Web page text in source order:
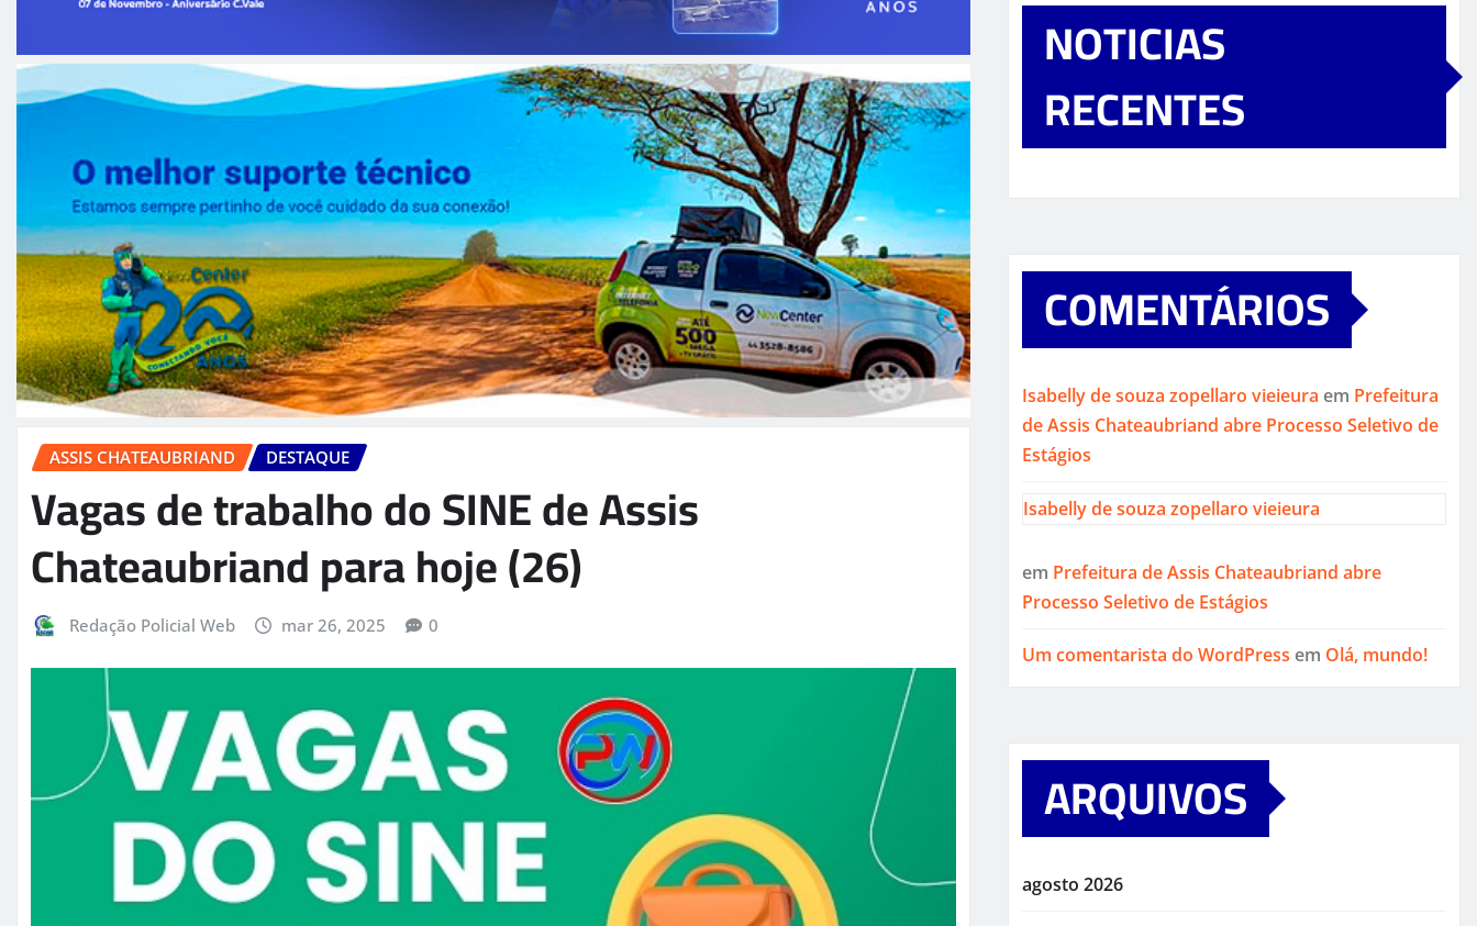
ASSIS CHATEAUBRIAND DESTAQUE
Vagas de trabalho do SINE de Assis
Chateaubriand para hoje (26)
Redação Policial Web mar 26, 2025 0
NOTICIAS
RECENTES
COMENTÁRIOS
Isabelly de souza zopellaro vieieura em Prefeitura
de Assis Chateaubriand abre Processo Seletivo de
Estágios
Isabelly de souza zopellaro vieieura
em Prefeitura de Assis Chateaubriand abre
Processo Seletivo de Estágios
Um comentarista do WordPress em Olá, mundo!
ARQUIVOS
agosto 2026